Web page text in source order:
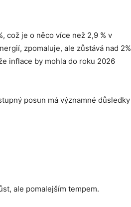
což je o něco více než 2,9 % v
zpomaluje, ale zůstává nad 2%
inflace by mohla do roku 2026
posun má významné důsledky
ale pomalejším tempem.